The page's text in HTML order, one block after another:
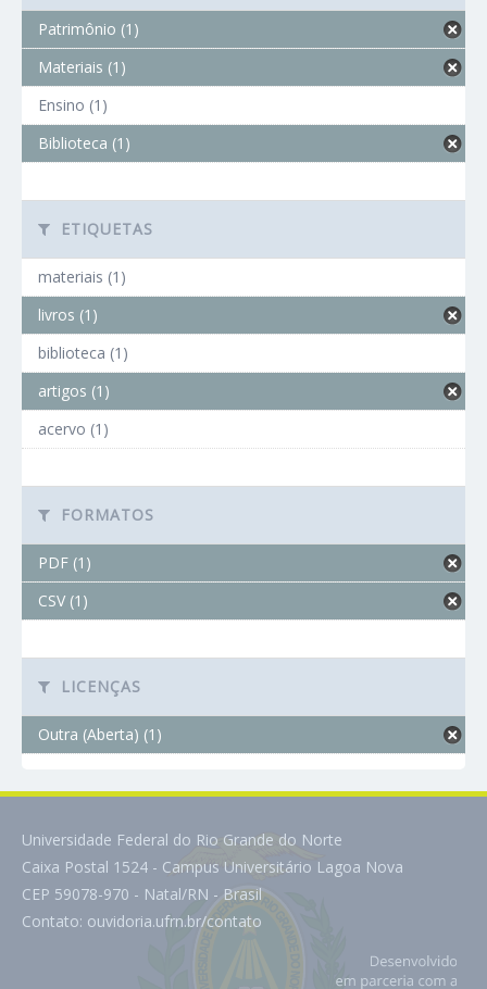
Patrimônio (1)
Materiais (1)
Ensino (1)
Biblioteca (1)
ETIQUETAS
materiais (1)
livros (1)
biblioteca (1)
artigos (1)
acervo (1)
FORMATOS
PDF (1)
CSV (1)
LICENÇAS
Outra (Aberta) (1)
Universidade Federal do Rio Grande do Norte
Caixa Postal 1524 - Campus Universitário Lagoa Nova
CEP 59078-970 - Natal/RN - Brasil
Contato: ouvidoria.ufrn.br/contato